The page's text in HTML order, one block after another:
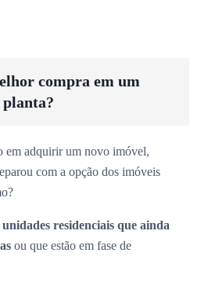
compra em um
em adquirir um novo imóvel,
com a opção dos imóveis
unidades residenciais que ainda
ou que estão em fase de